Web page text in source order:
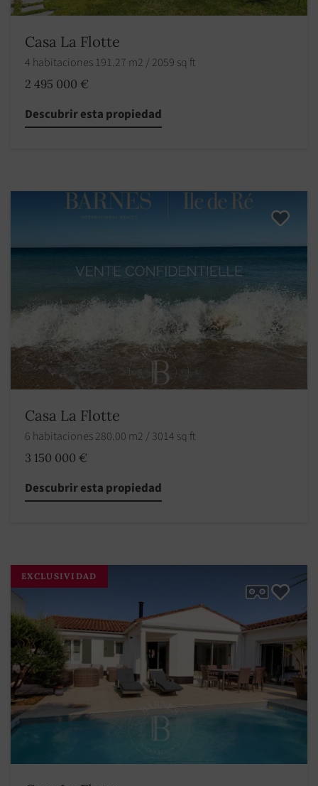
Casa La Flotte
4 habitaciones 191.27 m2 / 2059 sq ft
2 495 000 €
Descubrir esta propiedad
Casa La Flotte
6 habitaciones 280.00 m2 / 3014 sq ft
3 150 000 €
Descubrir esta propiedad
EXCLUSIVIDAD